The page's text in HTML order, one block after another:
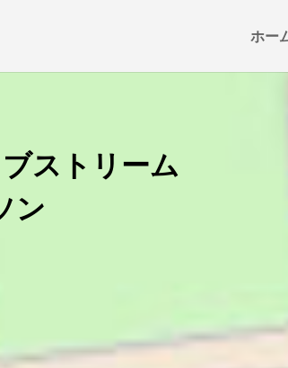
ホー
ストリーム
ン